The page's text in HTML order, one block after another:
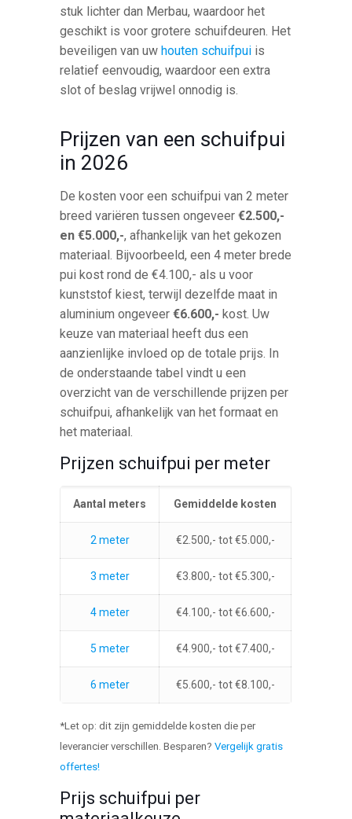
stuk lichter dan Merbau, waardoor het
geschikt is voor grotere schuifdeuren. Het
beveiligen van uwhouten schuifpui is
relatief eenvoudig, waardoor een extra
slot of beslag vrijwel onnodig is.
Prijzen van een schuifpui
in 2026
De kosten voor een schuifpui van 2 meter
breed variëren tussen ongeveer€2.500,-
en €5.000,-, afhankelijk van het gekozen
materiaal. Bijvoorbeeld, een 4 meter brede
pui kost rond de €4.100,- als u voor
kunststof kiest, terwijl dezelfde maat in
aluminium ongeveer€6.600,- kost. Uw
keuze van materiaal heeft dus een
aanzienlijke invloed op de totale prijs. In
de onderstaande tabel vindt u een
overzicht van de verschillende prijzen per
schuifpui, afhankelijk van het formaat en
het materiaal.
Prijzen schuifpui per meter
Aantal meters Gemiddelde kosten
2 meter €2.500,- tot €5.000,-
3 meter €3.800,- tot €5.300,-
4 meter €4.100,- tot €6.600,-
5 meter €4.900,- tot €7.400,-
6 meter €5.600,- tot €8.100,-
*Let op: dit zijn gemiddelde kosten die per
leverancier verschillen. Besparen?Vergelijk gratis
offertes!
Prijs schuifpui per